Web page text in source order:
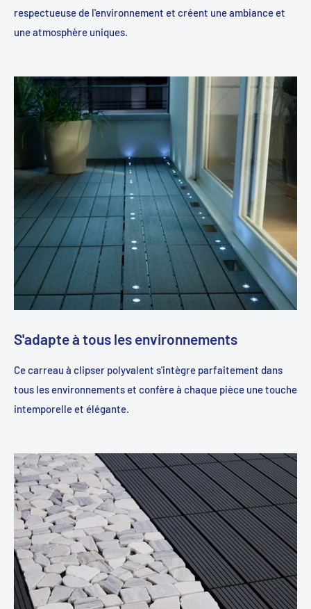
respectueuse de l'environnement et créent une ambiance et
une atmosphère uniques.
S'adapte à tous les environnements
Ce carreau à clipser polyvalent s'intègre parfaitement dans
tous les environnements et confère à chaque pièce une touche
intemporelle et élégante.